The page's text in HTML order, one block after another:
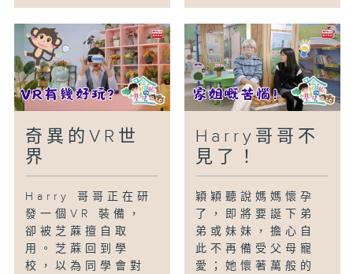
奇異的VR世
界
Harry 哥哥正在研
發一個VR 裝備，
卻被芝蔴擅自取
用。芝蔴回到學
校，以為同學會對
Harry哥哥不
見了！
穎穎聽說媽媽懷孕
了，即將要誕下弟
弟或妹妹，擔心自
此不再備受父母寵
愛；她懷著萬般的